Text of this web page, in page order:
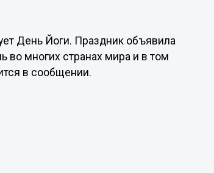
День Йоги. Праздник объявила
во многих странах мира и в том
в сообщении.